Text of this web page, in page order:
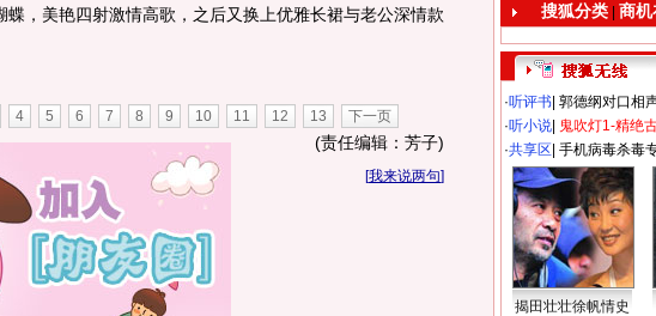
蝶，美艳四射激情高歌，之后又换上优雅长裙与老公深情款
4 5 6 7 8 9 10 11 12 13 下一页
(责任编辑：芳子)
[我来说两句]
搜狐分类| 商机
·听评书 郭德纲对口相
·听小说 鬼吹灯1-精绝
·共享区 手机病毒杀毒
揭田壮壮徐帆情史